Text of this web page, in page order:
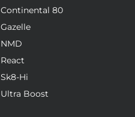
Continental 80
Gazelle
NMD
React
Sk8-Hi
Ultra Boost